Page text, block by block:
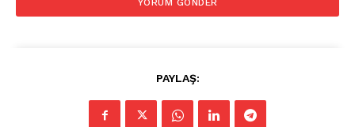
PAYLAŞ: